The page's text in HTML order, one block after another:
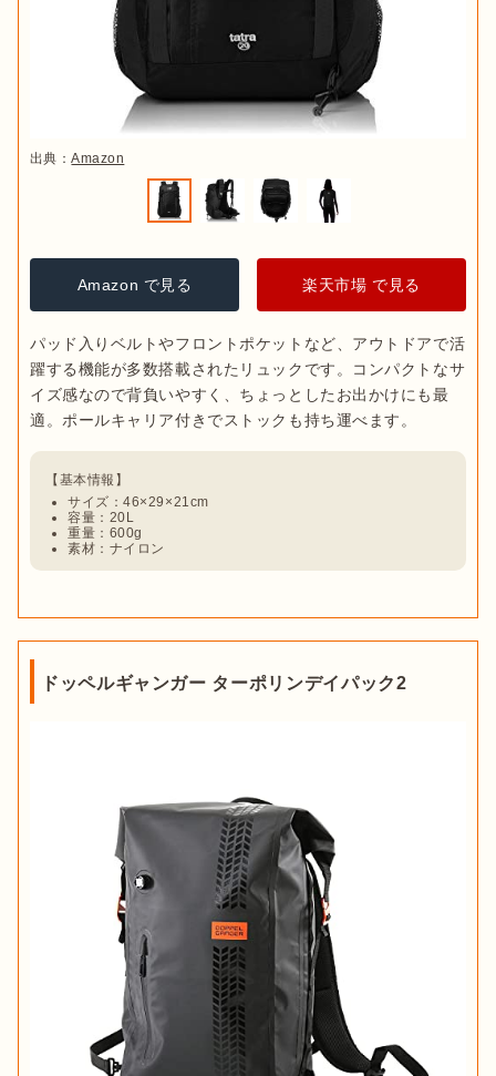
出典：Amazon
Amazon で見る 楽天市場 で見る
パッド入りベルトやフロントポケットなど、アウトドアで活
躍する機能が多数搭載されたリュックです。コンパクトなサ
イズ感なので背負いやすく、ちょっとしたお出かけにも最
容量：20L
重量：600g
素材：ナイロン
ドッペルギャンガー ターポリンデイパック2